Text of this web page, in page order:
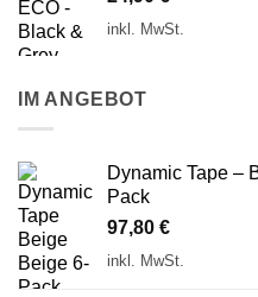
inkl. MwSt.
IM ANGEBOT
Dynamic Tape –
Pack
97,80 €
inkl. MwSt.